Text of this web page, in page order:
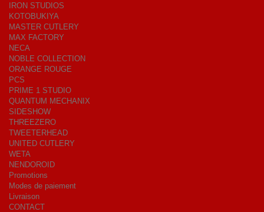
IRON STUDIOS
KOTOBUKIYA
MASTER CUTLERY
MAX FACTORY
NECA
NOBLE COLLECTION
ORANGE ROUGE
PCS
PRIME 1 STUDIO
QUANTUM MECHANIX
SIDESHOW
THREEZERO
TWEETERHEAD
UNITED CUTLERY
WETA
NENDOROID
Promotions
Modes de paiement
Livraison
CONTACT